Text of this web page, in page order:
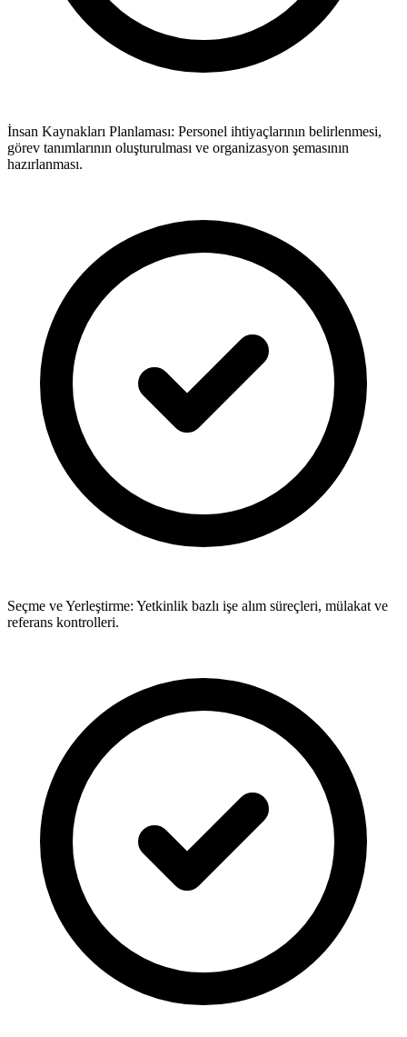
İnsan Kaynakları Planlaması: Personel ihtiyaçlarının belirlenmesi,
görev tanımlarının oluşturulması ve organizasyon şemasının
hazırlanması.
Seçme ve Yerleştirme: Yetkinlik bazlı işe alım süreçleri, mülakat ve
referans kontrolleri.